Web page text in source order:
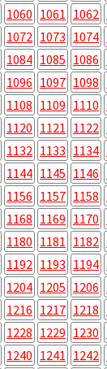
1060 1061 1062
1072 1073 1074
1084 1085 1086
1096 1097 1098
1108 1109 1110
1120 1121 1122
1132 1133 1134
1144 1145 1146
1156 1157 1158
1168 1169 1170
1180 1181 1182
1192 1193 1194
1204 1205 1206
1216 1217 1218
1228 1229 1230
1240 1241 1242